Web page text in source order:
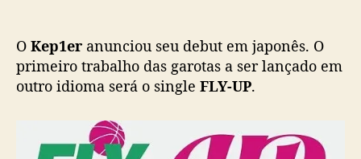
t
e
m
p
O Kep1er anunciou seu debut em japonês. O
primeiro trabalho das garotas a ser lançado em
outro idioma será o single FLY-UP.